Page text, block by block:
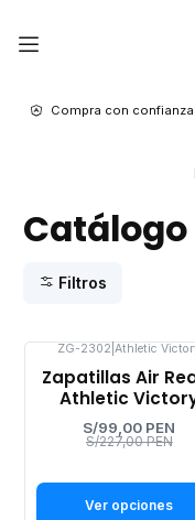
Compra con confianza
Catálogo
Filtros
-56%
OFF
ZG-2302 |Athletic
Zapatillas Air
Athletic
S/99,00 PEN
S/227,00 PEN
Ver opciones